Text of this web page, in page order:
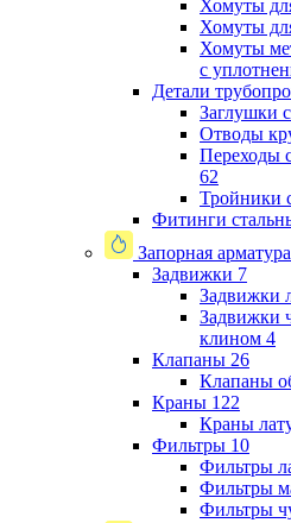
Хомуты
Хомуты
Хомуты
с
Детали
Заглушки
Отводы
Переходы
62
Тройники
Фитинги
Запорная
Задвижки 7
Задвижки
Задвижки
клином 4
Клапаны 26
Клапаны
Краны 122
Краны
Фильтры 10
Фильтры
Фильтры
Фильтры